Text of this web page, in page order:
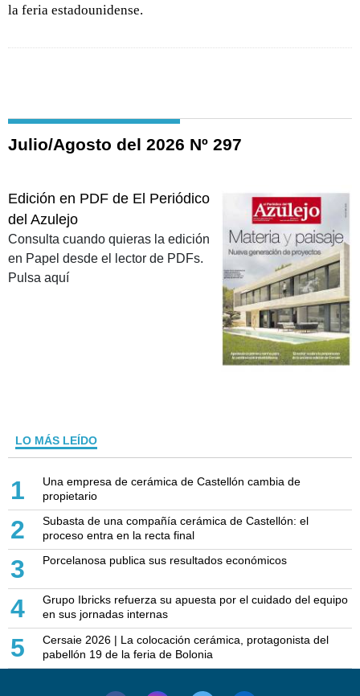
la feria estadounidense.
Julio/Agosto del 2026 Nº 297
Edición en PDF de El Periódico
del Azulejo
Consulta cuando quieras la edición
en Papel desde el lector de PDFs.
Pulsa aquí
LO MÁS LEÍDO
1
Una empresa de cerámica de Castellón cambia de
propietario
2
Subasta de una compañía cerámica de Castellón: el
proceso entra en la recta final
3 Porcelanosa publica sus resultados económicos
4
Grupo Ibricks refuerza su apuesta por el cuidado del equipo
en sus jornadas internas
5
Cersaie 2026 | La colocación cerámica, protagonista del
pabellón 19 de la feria de Bolonia